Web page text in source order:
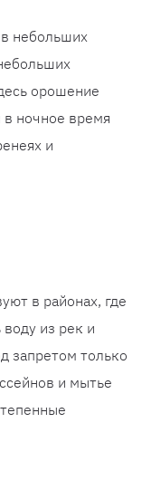
небольших
орошение
в ночное время
и
в районах, где
из рек и
запретом только
и мытье